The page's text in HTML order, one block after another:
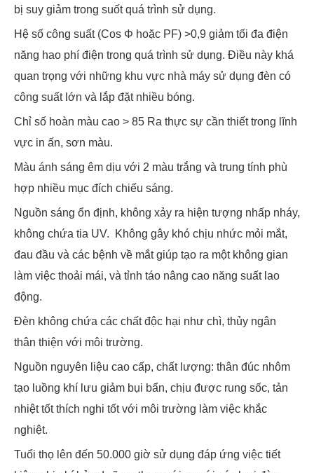
bị suy giảm trong suốt quá trình sử dụng.
Hệ số công suất (Cos Φ hoặc PF) >0,9 giảm tối đa điện
năng hao phí điện trong quá trình sử dụng. Điều này khá
quan trọng với những khu vực nhà máy sử dụng đèn có
công suất lớn và lắp đặt nhiều bóng.
Chỉ số hoàn màu cao > 85 Ra thực sự cần thiết trong lĩnh
vực in ấn, sơn màu.
Màu ánh sáng êm dịu với 2 màu trắng và trung tính phù
hợp nhiều mục đích chiếu sáng.
Nguồn sáng ổn định, không xảy ra hiện tượng nhấp nháy,
không chứa tia UV. Không gây khó chịu nhức mỏi mắt,
đau đầu và các bệnh về mắt giúp tạo ra một không gian
làm việc thoải mái, và tỉnh táo nâng cao năng suất lao
động.
Đèn không chứa các chất độc hại như chì, thủy ngân
thân thiện với môi trường.
Nguồn nguyên liệu cao cấp, chất lượng: thân đúc nhôm
tạo luồng khí lưu giảm bụi bẩn, chịu được rung sốc, tản
nhiệt tốt thích nghi tốt với môi trường làm việc khắc
nghiệt.
Tuổi thọ lên đến 50.000 giờ sử dụng đáp ứng việc tiết